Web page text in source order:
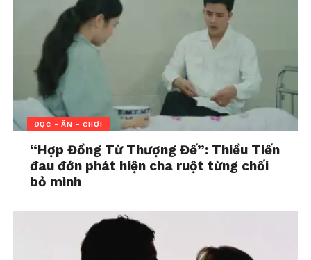
Chương trình Vali Cảm Xúc
phát sóng lúc 19h30 Thứ
6 hàng tuần trên kênh HTV7.
Năng lượng tích cực
giúp chúng ta vượt qua
dịch bệnh
Cần lắm một tấm lòng
In "Bài nổi bật"
ĐỌC - ĂN - CHƠI
“Hợp Đồng Từ Thượng Đế”: Thiều Tiến
đau đớn phát hiện cha ruột từng chối
bỏ mình